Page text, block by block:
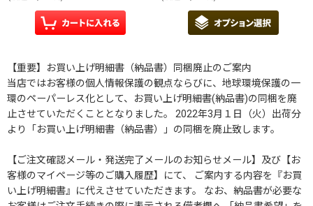
【重要】お買い上げ明細書（納品書）同梱廃止のご案内
当店ではお客様の個人情報保護の観点ならびに、地球環境保護の一
環のペーパーレス化として、お買い上げ明細書(納品書)の同梱を廃
止させていただくこととなりました。 2022年3月１日（火）出荷分
より「お買い上げ明細書（納品書）」の同梱を廃止致します。
【ご注文確認メール・発送完了メールのお知らせメール】及び【お
客様のマイページ等のご購入履歴】にて、 ご案内する内容を『お買
い上げ明細書』に代えさせていただきます。 なお、納品書が必要な